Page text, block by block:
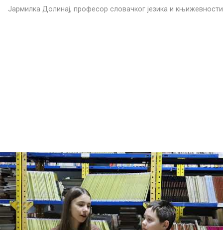
Јармилка Долинај, професор словачкoг језика и књижевности